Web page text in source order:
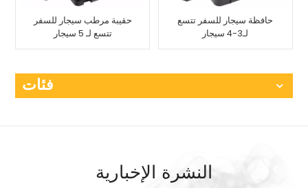
حقيبة مرطب سيجار للسفر
تتسع لـ 5 سيجار
حافظة سيجار للسفر تتسع
لـ3-4 سيجار
فئات
النشرة الإخبارية